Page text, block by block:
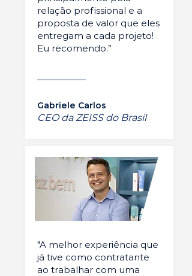
relação profissional e a
proposta de valor que eles
entregam a cada projeto!
Eu recomendo.”
Gabriele Carlos
CEO da ZEISS do Brasil
"A melhor experiência que
já tive como contratante
ao trabalhar com uma